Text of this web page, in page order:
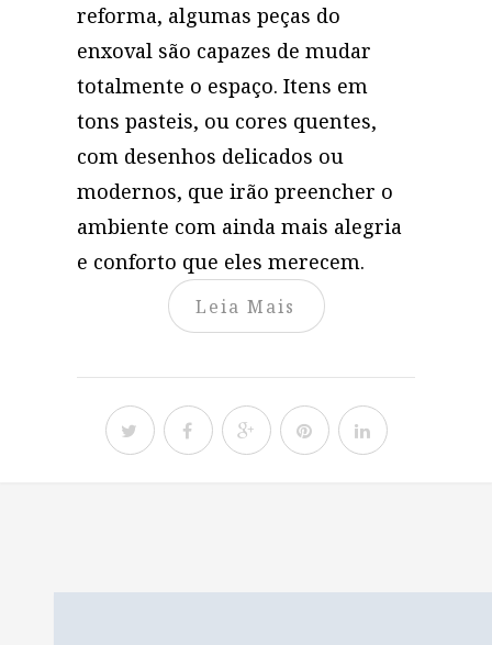
reforma, algumas peças do
enxoval são capazes de mudar
totalmente o espaço. Itens em
tons pasteis, ou cores quentes,
com desenhos delicados ou
modernos, que irão preencher o
ambiente com ainda mais alegria
e conforto que eles merecem.
Leia Mais